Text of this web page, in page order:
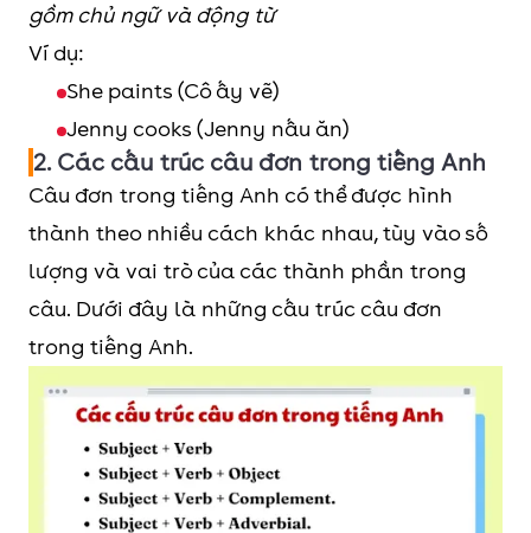
gồm chủ ngữ và động từ
Ví dụ:
She paints (Cô ấy vẽ)
Jenny cooks (Jenny nấu ăn)
2. Các cấu trúc câu đơn trong tiếng Anh
Câu đơn trong tiếng Anh có thể được hình
thành theo nhiều cách khác nhau, tùy vào số
lượng và vai trò của các thành phần trong
câu. Dưới đây là những cấu trúc câu đơn
trong tiếng Anh.